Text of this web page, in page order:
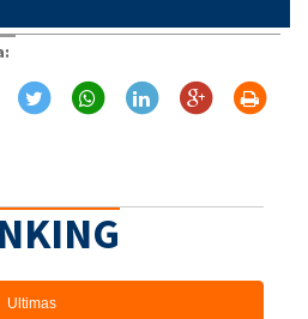
Ultimas